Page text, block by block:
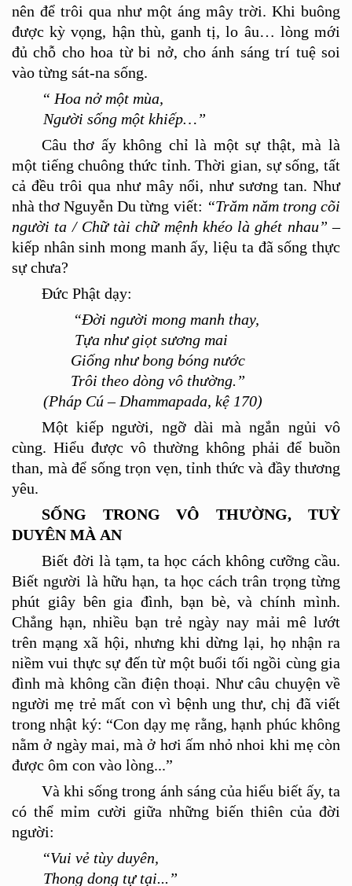
nên để trôi qua như một áng mây trời. Khi buông
được kỳ vọng, hận thù, ganh tị, lo âu… lòng mới
đủ chỗ cho hoa từ bi nở, cho ánh sáng trí tuệ soi
vào từng sát-na sống.
“ Hoa nở một mùa,
Người sống một khiếp…”
Câu thơ ấy không chỉ là một sự thật, mà là
một tiếng chuông thức tỉnh. Thời gian, sự sống, tất
cả đều trôi qua như mây nổi, như sương tan. Như
nhàthơ Nguyễn Du từng viết: “Trăm năm trong cõi
người ta / Chữ tài chữ mệnh khéo là ghét nhau” –
kiếp nhân sinh mong manh ấy, liệu ta đã sống thực
sự chưa?
Đức Phật dạy:
“Đời người mong manh thay,
Tựa như giọt sương mai
Giống như bong bóng nước
Trôi theo dòng vô thường.”
(Pháp Cú – Dhammapada, kệ 170)
Một kiếp người, ngỡ dài mà ngắn ngủi vô
cùng. Hiểu được vô thường không phải để buồn
than, mà để sống trọn vẹn, tỉnh thức và đầy thương
yêu.
SỐNG TRONG VÔTHƯỜNG, TUỲ
DUYÊN MÀ AN
Biết đời là tạm, ta học cách không cưỡng cầu.
Biết người là hữu hạn, ta học cách trân trọng từng
phút giây bên gia đình, bạn bè, và chính mình.
Chẳng hạn, nhiều bạn trẻ ngày nay mải mê lướt
trên mạng xã hội, nhưng khi dừng lại, họ nhận ra
niềm vui thực sự đến từ một buổi tối ngồi cùng gia
đình mà không cần điện thoại. Như câu chuyện về
người mẹ trẻ mất con vì bệnh ung thư, chị đã viết
trong nhật ký: “Con dạy mẹ rằng, hạnh phúc không
nằm ở ngày mai, mà ở hơi ấm nhỏ nhoi khi mẹ còn
được ôm con vào lòng...”
Và khi sống trong ánh sáng của hiểu biết ấy, ta
có thể mỉm cười giữa những biến thiên của đời
người:
“Vui vẻ tùy duyên,
Thong dong tự tại...”